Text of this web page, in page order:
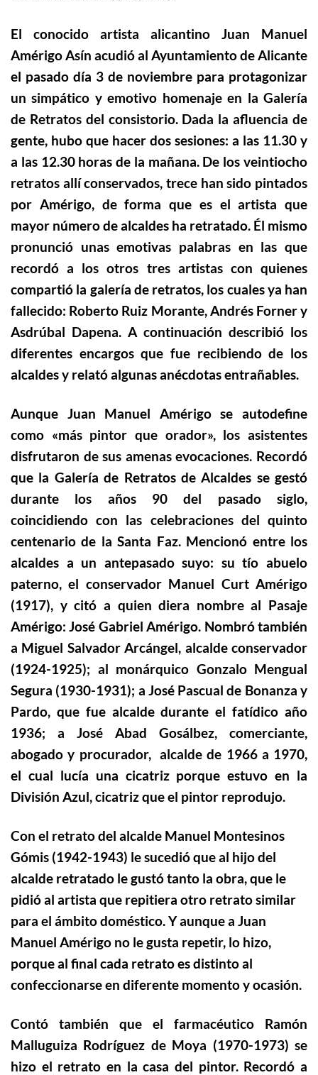
El conocido artista alicantino Juan Manuel
Amérigo Asín acudió al Ayuntamiento de Alicante
el pasado día 3 de noviembre para protagonizar
un simpático y emotivo homenaje en la Galería
de Retratos del consistorio. Dada la afluencia de
gente, hubo que hacer dos sesiones: a las 11.30 y
a las 12.30 horas de la mañana. De los veintiocho
retratos allí conservados, trece han sido pintados
por Amérigo, de forma que es el artista que
mayor número de alcaldes ha retratado. Él mismo
pronunció unas emotivas palabras en las que
recordó a los otros tres artistas con quienes
compartió la galería de retratos, los cuales ya han
fallecido: Roberto Ruiz Morante, Andrés Forner y
Asdrúbal Dapena. A continuación describió los
diferentes encargos que fue recibiendo de los
alcaldes y relató algunas anécdotas entrañables.
Aunque Juan Manuel Amérigo se autodefine
como «más pintor que orador», los asistentes
disfrutaron de sus amenas evocaciones. Recordó
que la Galería de Retratos de Alcaldes se gestó
durante los años 90 del pasado siglo,
coincidiendo con las celebraciones del quinto
centenario de la Santa Faz. Mencionó entre los
alcaldes a un antepasado suyo: su tío abuelo
paterno, el conservador Manuel Curt Amérigo
(1917), y citó a quien diera nombre al Pasaje
Amérigo: José Gabriel Amérigo. Nombró también
a Miguel Salvador Arcángel, alcalde conservador
(1924-1925); al monárquico Gonzalo Mengual
Segura (1930-1931); a José Pascual de Bonanza y
Pardo, que fue alcalde durante el fatídico año
1936; a José Abad Gosálbez, comerciante,
abogado y procurador, alcalde de 1966 a 1970,
el cual lucía una cicatriz porque estuvo en la
División Azul, cicatriz que el pintor reprodujo.
Con el retrato del alcalde Manuel Montesinos
Gómis (1942-1943) le sucedió que al hijo del
alcalde retratado le gustó tanto la obra, que le
pidió al artista que repitiera otro retrato similar
para el ámbito doméstico. Y aunque a Juan
Manuel Amérigo no le gusta repetir, lo hizo,
porque al final cada retrato es distinto al
confeccionarse en diferente momento y ocasión.
Contó también que el farmacéutico Ramón
Malluguiza Rodríguez de Moya (1970-1973) se
hizo el retrato en la casa del pintor. Recordó a